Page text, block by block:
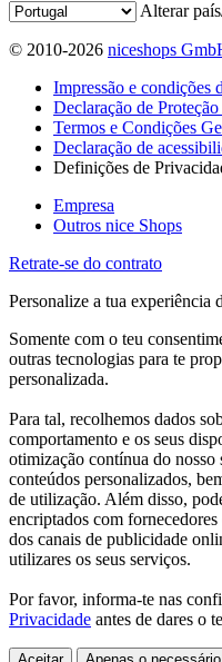
Alterar
© 2010-2026 niceshops
Impressão e condições
Declaração de
Termos e Condições
Declaração de
Definições de
Empresa
Outros nice Shops
Retrate-se do contrato
Personalize a tua experiência
Somente com o teu
outras tecnologias para te
personalizada.
Para tal, recolhemos dados
comportamento e os seus
otimização contínua do nosso
conteúdos personalizados,
de utilização. Além disso,
encriptados com
dos canais de publicidade
utilizares os seus serviços.
Por favor, informa-te nas
Privacidade antes de dares o